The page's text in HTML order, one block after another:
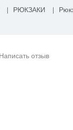
РЮКЗАКИ
Написать отзыв